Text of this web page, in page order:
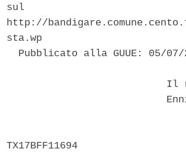
sul
http://
sta.wp
Pubblicato alla GUUE: 05/